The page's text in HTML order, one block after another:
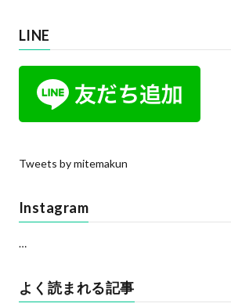
LINE
Tweets by mitemakun
Instagram
…
よく読まれる記事